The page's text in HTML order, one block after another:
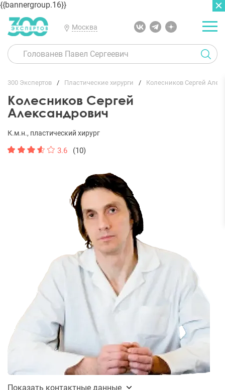
{{bannergroup.16}}
Москва
300 Экспертов Пластические хирурги Колесников Сергей
Колесников Сергей
Александрович
К.м.н., пластический хирург
3.6 (10)
Показать контактные данные
ГЛАВНАЯ ОТЗЫВЫ